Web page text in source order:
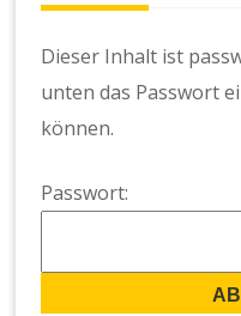
Dieser Inhalt ist
unten das Passwort
können.
Passwort: